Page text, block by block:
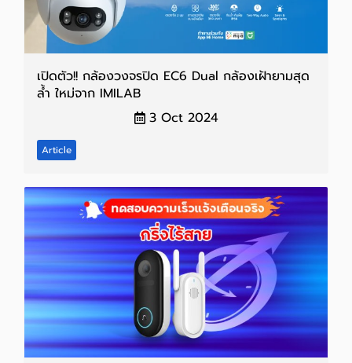
เปิดตัว!! กล้องวงจรปิด EC6 Dual กล้องเฝ้ายามสุด
ล้ำ ใหม่จาก IMILAB
3 Oct 2024
Article